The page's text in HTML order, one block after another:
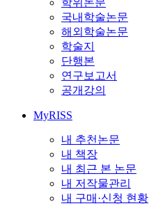
학위논문
국내학술논문
해외학술논문
학술지
단행본
연구보고서
공개강의
MyRISS
내 추천논문
내 책장
내 최근 본 논문
내 저작물관리
내 구매·신청 현황